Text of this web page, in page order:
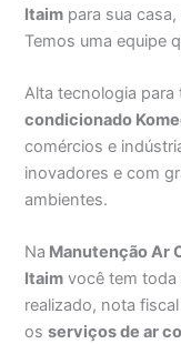
Itaim para sua
Temos uma equipe
Alta tecnologia
condicionado
comércios e
inovadores e com
ambientes.
Na Manutenção Ar
Itaim você tem toda
realizado, nota
osserviços de ar